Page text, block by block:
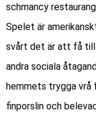
schmancy
Spelet är
svårt det är att få
andra sociala
hemmets trygga vrå
finporslin och